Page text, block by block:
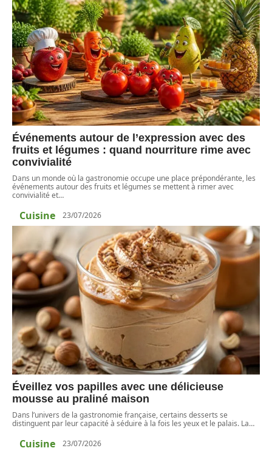
Événements autour de l’expression avec des
fruits et légumes : quand nourriture rime avec
convivialité
Dans un monde où la gastronomie occupe une place prépondérante, les
événements autour des fruits et légumes se mettent à rimer avec
convivialité et…
Cuisine 23/07/2026
Éveillez vos papilles avec une délicieuse
mousse au praliné maison
Dans l’univers de la gastronomie française, certains desserts se
distinguent par leur capacité à séduire à la fois les yeux et le palais. La…
Cuisine 23/07/2026